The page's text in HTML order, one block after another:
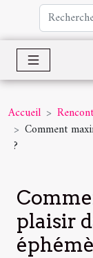
Accueil
Comment
?
plaisir